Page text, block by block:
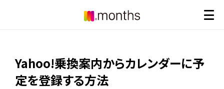
Yahoo!乗換案内からカレンダーに予
定を登録する方法